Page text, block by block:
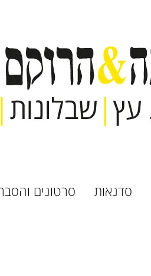
סדנאות סרטונים